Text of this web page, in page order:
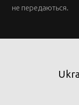
не передаються.